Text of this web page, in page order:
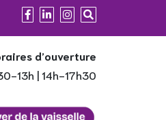
d’ouverture
13h | 14h-17h30